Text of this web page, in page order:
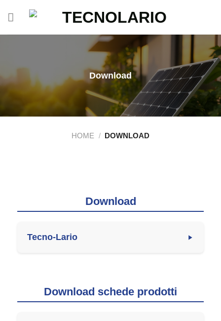
Download
HOME / DOWNLOAD
Download
Tecno-Lario
Download schede prodotti